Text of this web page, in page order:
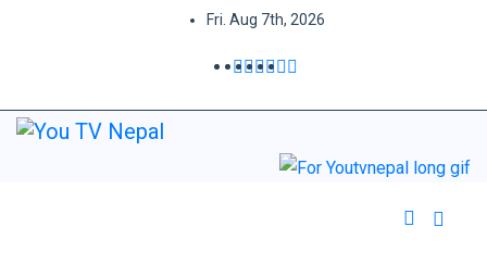
Fri. Aug 7th, 2026